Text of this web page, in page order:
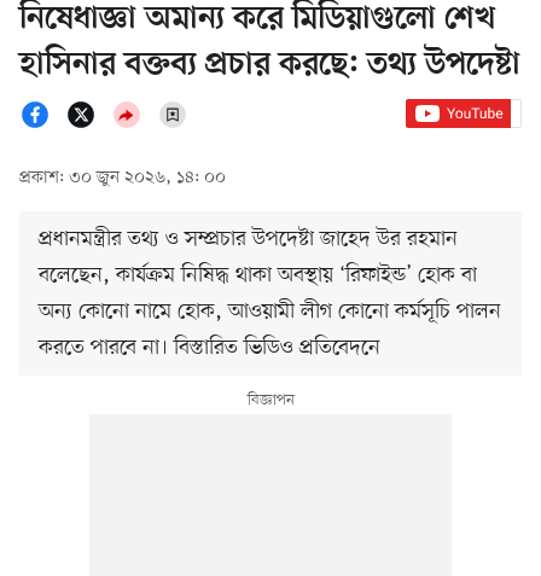
নিষেধাজ্ঞা অমান্য করে মিডিয়াগুলো শেখ
হাসিনার বক্তব্য প্রচার করছে: তথ্য উপদেষ্টা
প্রকাশ: ৩০ জুন ২০২৬, ১৪: ০০
প্রধানমন্ত্রীর তথ্য ও সম্প্রচার উপদেষ্টা জাহেদ উর রহমান
বলেছেন, কার্যক্রম নিষিদ্ধ থাকা অবস্থায় ‘রিফাইন্ড’ হোক বা
অন্য কোনো নামে হোক, আওয়ামী লীগ কোনো কর্মসূচি পালন
করতে পারবে না। বিস্তারিত ভিডিও প্রতিবেদনে